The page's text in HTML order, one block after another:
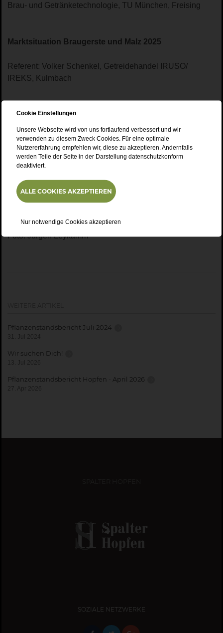
Brau- und Getränketechnologie, TU München, Freising
Marktsituation Braugerste und Malz 2025
Referent: Volker Schenkel, Getreidehandel IRUSO/
IREKS, Kulmbach
Rohstoffsicherung: Aktueller Stand bei der
Bewässerung im Hopfenbau
Referenten: Johannes Stampfl, Bewässerungsverband
Hallertau e.V., Wolnzach / Tobias Merkenschlager,
Im Anschluss
Diskussion & Zusammenfassung
Foto: Jürgen Leykamm
Pflanzenstandsbericht Juli 2024
31. Jul 2024
Wir suchen Dich!
13. Jul 2026
Pflanzenstandsbericht Hopfen - April 2026
27. Apr 2026
SOZIALE NETZWERKE
Cookie Einstellungen
Unsere Webseite wird von uns fortlaufend verbessert und wir
verwenden zu diesem Zweck Cookies. Für eine optimale
Nutzererfahrung empfehlen wir, diese zu akzeptieren. Andernfalls
werden Teile der Seite in der Darstellung datenschutzkonform
deaktiviert.
ALLE COOKIES AKZEPTIEREN
Nur notwendige Cookies akzeptieren